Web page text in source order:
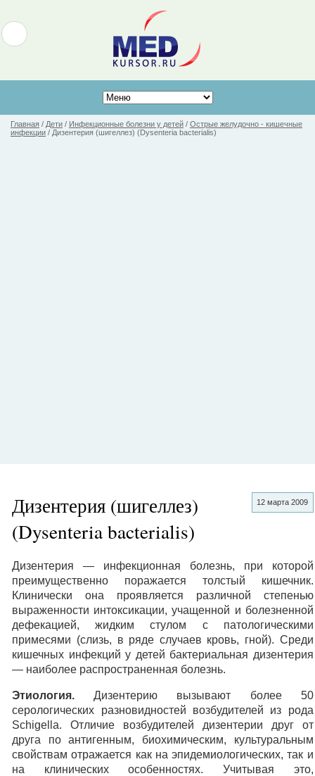
Главная / Дети / Инфекционные болезни у детей / Острые желудочно - кишечные
инфекции / Дизентерия (шигеллез) (Dysenteria bacterialis)
12 марта 2009
Дизентерия (шигеллез)
(Dysenteria bacterialis)
Дизентерия — инфекционная болезнь, при которой
преимущественно поражается толстый кишечник.
Клинически она проявляется различной степенью
выраженности интоксикации, учащенной и болезненной
дефекацией, жидким стулом с патологическими
примесями (слизь, в ряде случаев кровь, гной). Среди
кишечных инфекций у детей бактериальная дизентерия
— наиболее распространенная болезнь.
Этиология. Дизентерию вызывают более 50
серологических разновидностей возбудителей из рода
Schigella. Отличие возбудителей дизентерии друг от
друга по антигенным, биохимическим, культуральным
свойствам отражается как на эпидемиологических, так и
на клинических особенностях. Учитывая это,